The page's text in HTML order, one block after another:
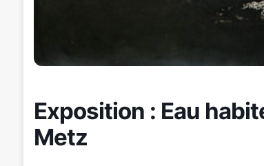
Exposition : Eau
Metz